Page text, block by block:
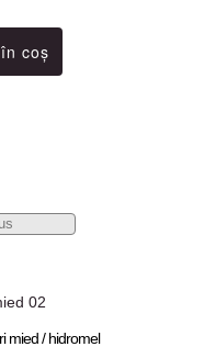
mied / hidromel